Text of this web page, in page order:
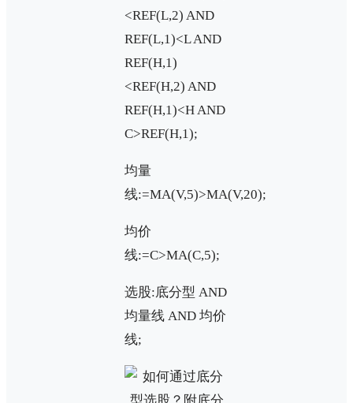
<REF(L,2) AND
REF(L,1)<L AND
REF(H,1)
<REF(H,2) AND
REF(H,1)<H AND
C>REF(H,1);
均量
线:=MA(V,5)>MA(V,20);
均价
线:=C>MA(C,5);
选股:底分型 AND
均量线 AND 均价
线;